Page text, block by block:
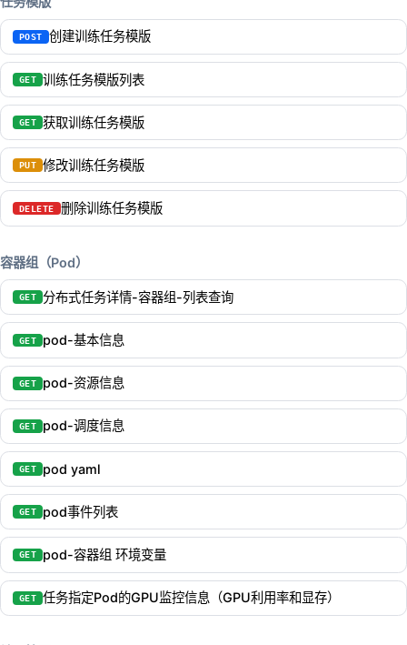
POST 创建训练任务模版
GET 训练任务模版列表
GET 获取训练任务模版
PUT 修改训练任务模版
DELETE 删除训练任务模版
容器组（Pod）
GET 分布式任务详情-容器组-列表查询
GET pod-基本信息
GET pod-资源信息
GET pod-调度信息
GET pod yaml
GET pod事件列表
GET pod-容器组 环境变量
GET 任务指定Pod的GPU监控信息（GPU利用率和显存）